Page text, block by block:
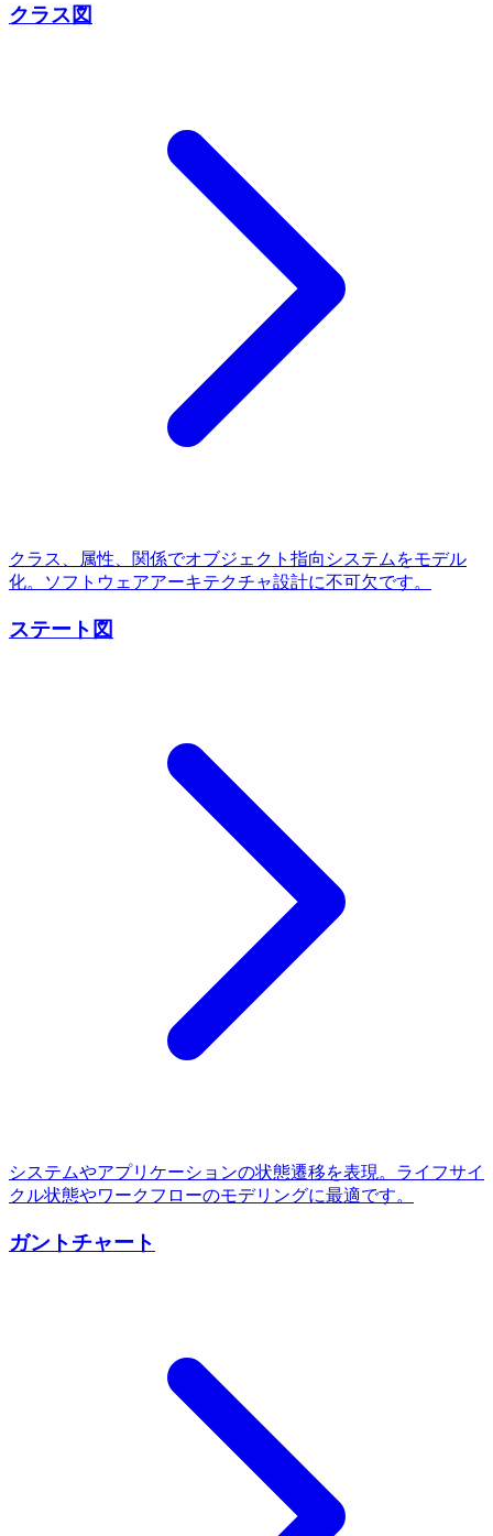
クラス図
クラス、属性、関係でオブジェクト指向システムをモデル
化。ソフトウェアアーキテクチャ設計に不可欠です。
ステート図
システムやアプリケーションの状態遷移を表現。ライフサイ
クル状態やワークフローのモデリングに最適です。
ガントチャート